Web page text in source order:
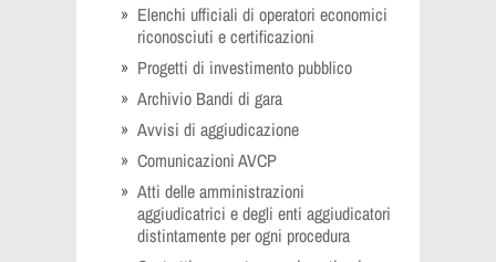
Elenchi ufficiali di operatori economici
riconosciuti e certificazioni
Progetti di investimento pubblico
Archivio Bandi di gara
Avvisi di aggiudicazione
Comunicazioni AVCP
Atti delle amministrazioni
aggiudicatrici e degli enti aggiudicatori
distintamente per ogni procedura